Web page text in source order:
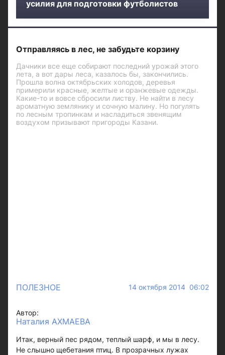
усилия для подготовки футболистов
Отправляясь в лес, не забудьте корзину
Дачники все еще собирают последний урожай этого
лета, а вот дары леса, казалось бы, закончились.
Прошла волна октябрьских холодов, деревья
примерили красные, желтые и оранжевые одежды.
Какие-то и вовсе сбросили листву. Не найти в лесу
ароматную землянику и сочную малину. Но погулять
по лесным тропинкам и насладиться звенящим
воздухом призывают пригороды Казани.
ПОЛЕЗНОЕ 14 октября 2014 06:02
Автор:
Наталия АХМАЕВА
Итак, верный пес рядом, теплый шарф, и мы в лесу.
Не слышно щебетания птиц. В прозрачных лужах